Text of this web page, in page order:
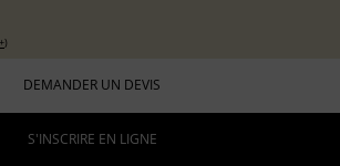
)
DEMANDER UN DEVIS
S'INSCRIRE EN LIGNE